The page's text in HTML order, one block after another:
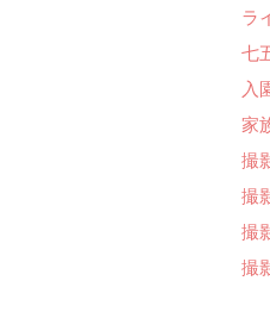
ラ
七
入
家
撮
撮
撮
撮